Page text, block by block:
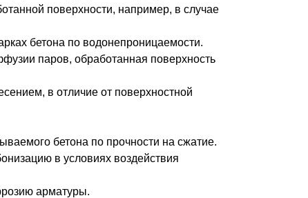
поверхности, например, в случае
бетона по водонепроницаемости.
паров, обработанная поверхность
в отличие от поверхностной
бетона по прочности на сжатие.
в условиях воздействия
арматуры.